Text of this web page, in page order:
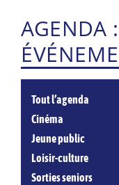
AGENDA
Tout l’agenda
Cinéma
Jeune public
Loisir-culture
Sorties seniors